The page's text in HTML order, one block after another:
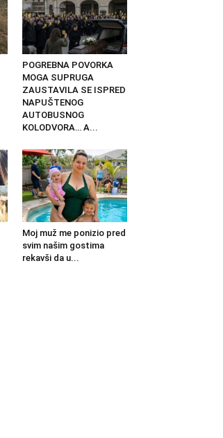
POGREBNA POVORKA
MOGA SUPRUGA
ZAUSTAVILA SE ISPRED
NAPUŠTENOG
AUTOBUSNOG
KOLODVORA… A...
Moj muž me ponizio pred
svim našim gostima
rekavši da u...